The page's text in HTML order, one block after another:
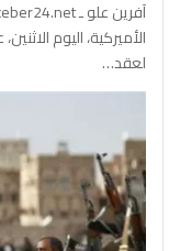
الأميركية، اليوم
لعقد…